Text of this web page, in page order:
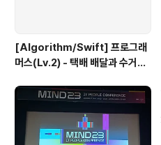
[Algorithm/Swift] 프로그래
머스(Lv.2) - 택배 배달과 수거하